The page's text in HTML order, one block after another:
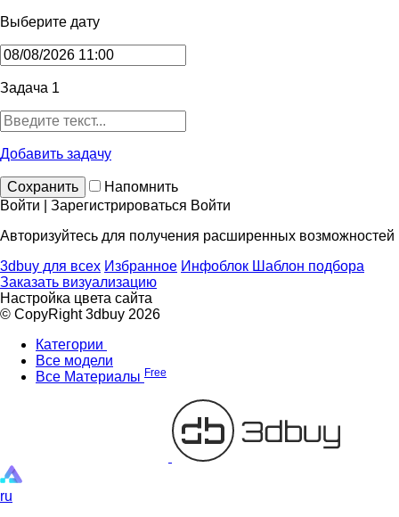
Выберите дату
Задача 1
Добавить задачу
Сохранить
Напомнить
Войти | Зарегистрироваться Войти
Авторизуйтесь для получения расширенных возможностей
3dbuy для всех Избранное Инфоблок Шаблон подбора
Заказать визуализацию
Настройка цвета сайта
© CopyRight 3dbuy 2026
Категории
Все модели
Все Материалы Free
ru